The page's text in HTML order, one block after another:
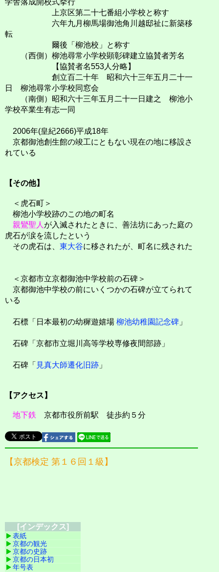
学舎落成開校式挙行
上京区第二十七番組小学校と称す
六年九月柳馬場御池角川越邸祉に新築移
転
爾後「柳池校」と称す
（西側）柳池尋常小学校顕彰碑建立協賛者芳名
【協賛者名553人分略】
創立百二十年 昭和六十三年五月二十一
日 柳池尋常小学校同窓会
（南側）昭和六十三年五月二十一日建之 柳池小
学校卒業生有志一同
2006年(皇紀2666)平成18年
京都御池創生館の竣工にともない現在の地に移設さ
れている
【その他】
＜虎石町＞
柳池小学校跡のこの地の町名
親鸞聖人 が入滅されたときに、善法坊にあった庭の
虎石が涙を流したという
その虎石は、 東大谷に移されたが、町名に残された
＜京都市立京都御池中学校前の石碑＞
京都御池中学校の前にいくつかの石碑が立てられて
いる
石標「日本最初の幼穉遊嬉場 柳池幼稚園記念碑 」
石碑「京都市立堀川高等学校専修夜間部跡」
石碑「 見真大師遷化旧跡 」
【アクセス】
地下鉄 京都市役所前駅 徒歩約５分
【京都検定 第１６回１級】
[インデックス]
表紙
京都の観光
京都の史跡
京都の日本初
年号表